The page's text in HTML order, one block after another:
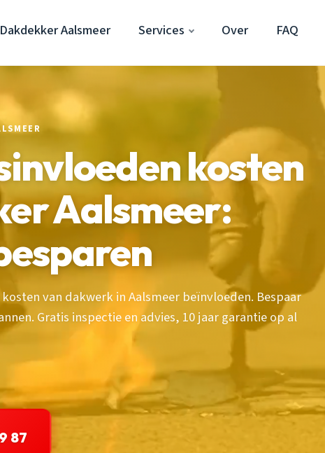
Dakdekker Aalsmeer Services Over FAQ
kosten
Aalsmeer:
van dakwerk in Aalsmeer beïnvloeden. Bespaar
Gratis inspectie en advies, 10 jaar garantie op al
87